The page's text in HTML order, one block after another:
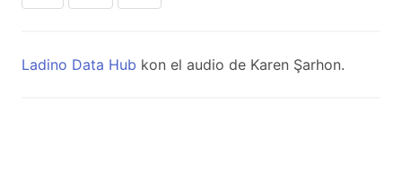
Ladino Data Hub kon el audio de Karen Şarhon.